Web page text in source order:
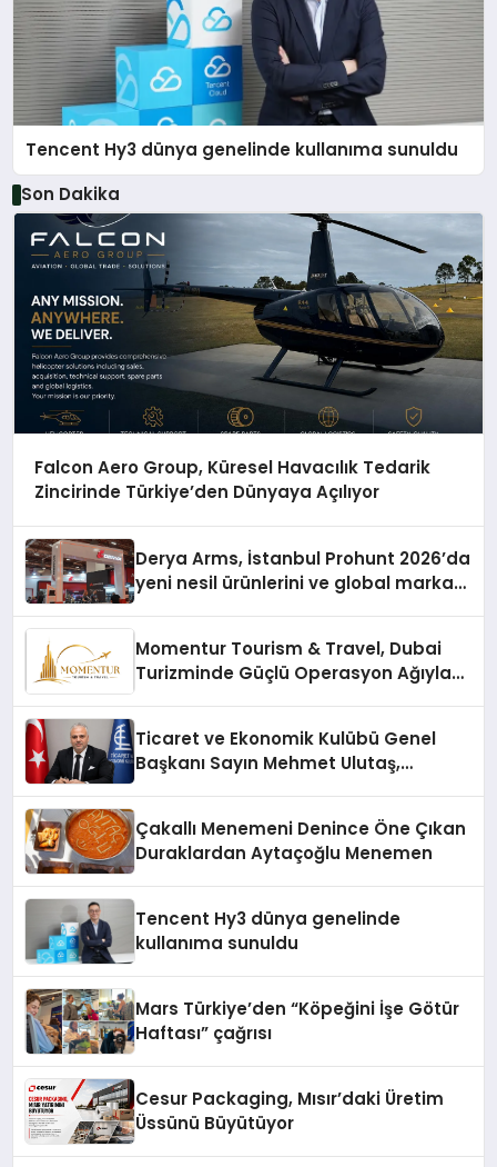
Tencent Hy3 dünya genelinde kullanıma sunuldu
Son Dakika
Falcon Aero Group, Küresel Havacılık Tedarik
Zincirinde Türkiye’den Dünyaya Açılıyor
Derya Arms, İstanbul Prohunt 2026’da
yeni nesil ürünlerini ve global marka
Momentur Tourism & Travel, Dubai
Turizminde Güçlü Operasyon Ağıyla
Ticaret ve Ekonomik Kulübü Genel
Başkanı Sayın Mehmet Ulutaş,
Çakallı Menemeni Denince Öne Çıkan
Duraklardan Aytaçoğlu Menemen
Tencent Hy3 dünya genelinde
kullanıma sunuldu
Mars Türkiye’den “Köpeğini İşe Götür
Haftası” çağrısı
Cesur Packaging, Mısır’daki Üretim
Üssünü Büyütüyor